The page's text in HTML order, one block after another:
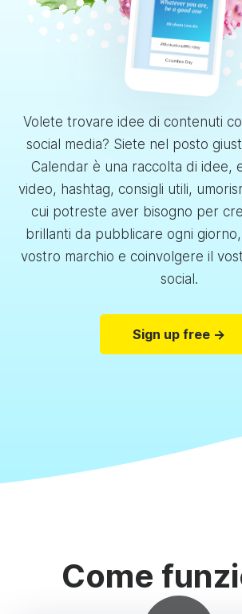
Volete trovare idee di contenuti
social media? Siete nel posto
Calendar è una raccolta di idee,
video, hashtag, consigli utili,
cui potreste aver bisogno per
brillanti da pubblicare ogni
vostro marchio e coinvolgere il
social.
Sign up free →
Come